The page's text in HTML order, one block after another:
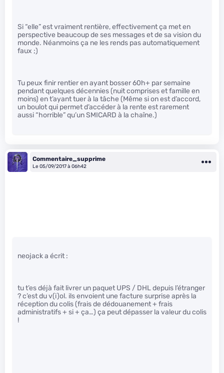
Si “elle” est vraiment rentière, effectivement ça met en
perspective beaucoup de ses messages et de sa vision du
monde. Néanmoins ça ne les rends pas automatiquement
faux ;)
Tu peux finir rentier en ayant bosser 60h+ par semaine
pendant quelques décennies (nuit comprises et famille en
moins) en t’ayant tuer à la tâche (Même si on est d’accord,
un boulot qui permet d’accéder à la rente est rarement
aussi “horrible” qu’un SMICARD à la chaîne.)
Commentaire_supprime
Le 05/09/2017 à 06h42
neojack a écrit :
tu t’es déjà fait livrer un paquet UPS / DHL depuis l’étranger
? c’est du v(i)ol. ils envoient une facture surprise après la
réception du colis (frais de dédouanement + frais
administratifs + si + ça…) ça peut dépasser la valeur du colis
!